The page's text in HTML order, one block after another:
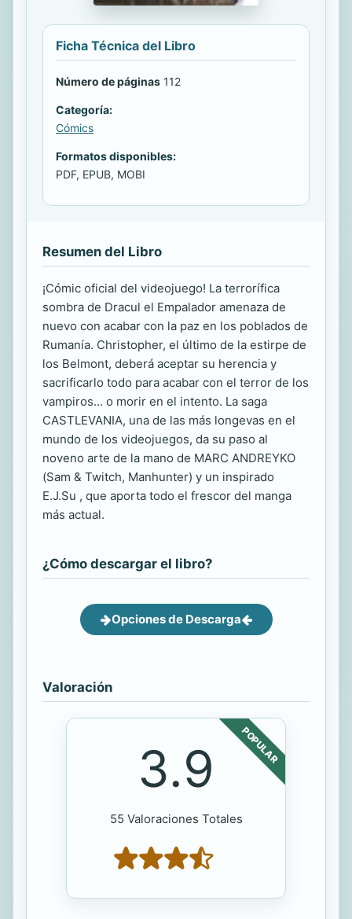
Ficha Técnica del Libro
Número de páginas 112
Categoría:
Cómics
Formatos disponibles:
PDF, EPUB, MOBI
Resumen del Libro
¡Cómic oficial del videojuego! La terrorífica
sombra de Dracul el Empalador amenaza de
nuevo con acabar con la paz en los poblados de
Rumanía. Christopher, el último de la estirpe de
los Belmont, deberá aceptar su herencia y
sacrificarlo todo para acabar con el terror de los
vampiros... o morir en el intento. La saga
CASTLEVANIA, una de las más longevas en el
mundo de los videojuegos, da su paso al
noveno arte de la mano de MARC ANDREYKO
(Sam & Twitch, Manhunter) y un inspirado
E.J.Su , que aporta todo el frescor del manga
más actual.
¿Cómo descargar el libro?
Opciones de Descarga
Valoración
POPULAR
3.9
55 Valoraciones Totales